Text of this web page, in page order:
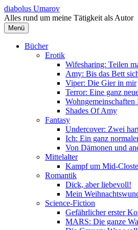
Springe
zum
Inhalt
diabolus Umarov
Alles rund um meine Tätigkeit als Autor
Menü
Bücher
Erotik
Wifesharing: Teilen
Amy: Bis das Bett
Viper: Die Gier in mir
Terror: Eine ganz
Wohngemeinschaften
Shades Of Amy
Fantasy
Undercover: Zwei
Ich: Ein ganz
Von Dämonen und
Mittelalter
Kampf um Mid-
Romantik
Dick, aber liebevoll!
Mein
Science-Fiction
Gefährlicher erster
MARS: Die ganze